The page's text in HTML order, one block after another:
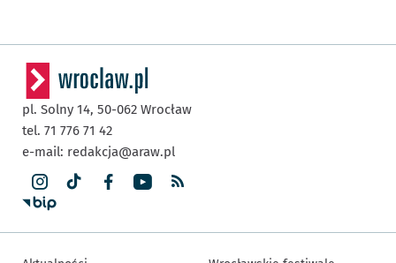
pl. Solny 14, 50-062 Wrocław
tel. 71 776 71 42
e-mail: redakcja@araw.pl